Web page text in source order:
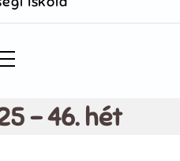
– 46. hét